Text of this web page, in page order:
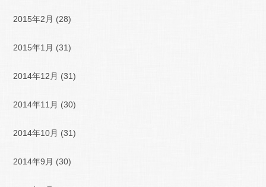
2015年2月 (28)
2015年1月 (31)
2014年12月 (31)
2014年11月 (30)
2014年10月 (31)
2014年9月 (30)